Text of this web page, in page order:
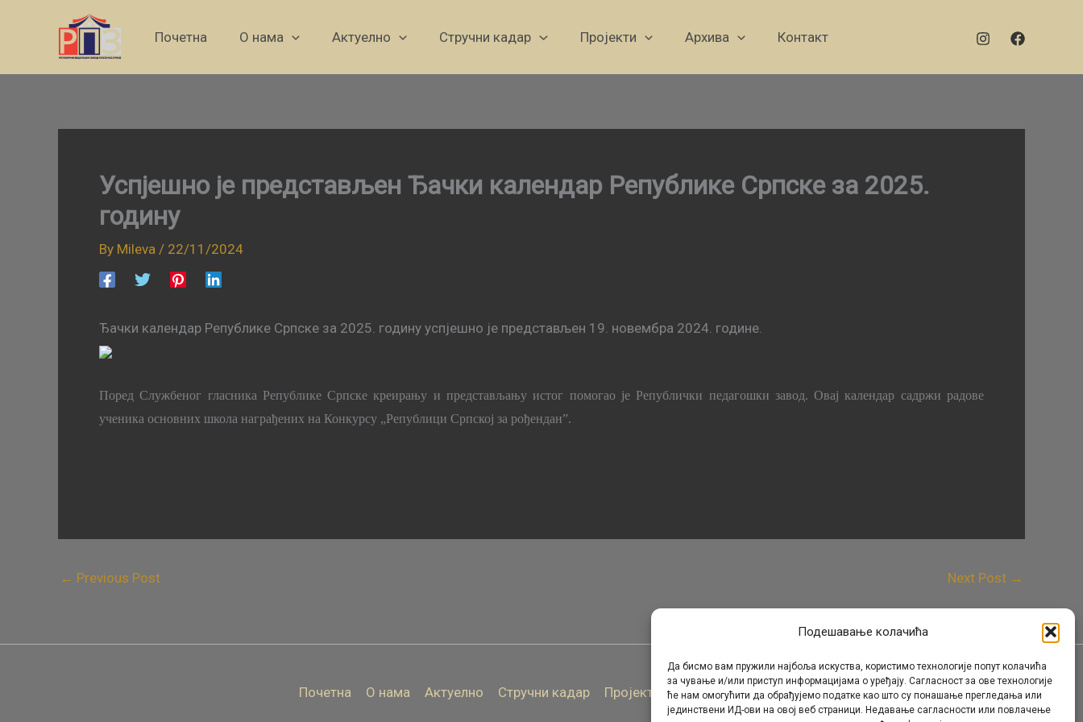
Подешавање колачића
Да бисмо вам пружили најбоља искуства, користимо технологије попут колачића
за чување и/или приступ информацијама о уређају. Сагласност за ове технологије
ће нам омогућити да обрађујемо податке као што су понашање прегледања или
јединствени ИД-ови на овој веб страници. Недавање сагласности или повлачење
Почетна О нама Актуелно Стручни кадар Пројекти Архива Контакт
Успјешно је представљен Ђачки календар Републике Српске за 2025.
годину
By Mileva / 22/11/2024
Ђачки календар Републике Српске за 2025. годину успјешно је представљен 19. новембра 2024. године.
Поред Службеног гласника Републике Српске креирању и представљању истог помогао је Републички педагошки завод. Овај календар садржи радове
ученика основних школа награђених на Конкурсу „Републици Српској за рођендан”.
← Previous Post Next Post →
Почетна О нама Актуелно Стручни кадар Пројекти Архива Контакт